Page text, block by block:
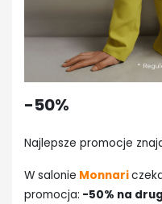
-50%
Najlepsze promocje
W salonie Monnari
promocja: -50% na